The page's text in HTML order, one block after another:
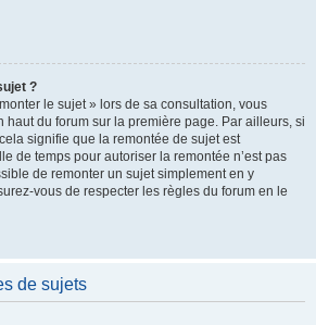
?
le sujet » lors de sa consultation, vous
haut du forum sur la première page. Par ailleurs, si
signifie que la remontée de sujet est
de temps pour autoriser la remontée n’est pas
de remonter un sujet simplement en y
vous de respecter les règles du forum en le
de sujets